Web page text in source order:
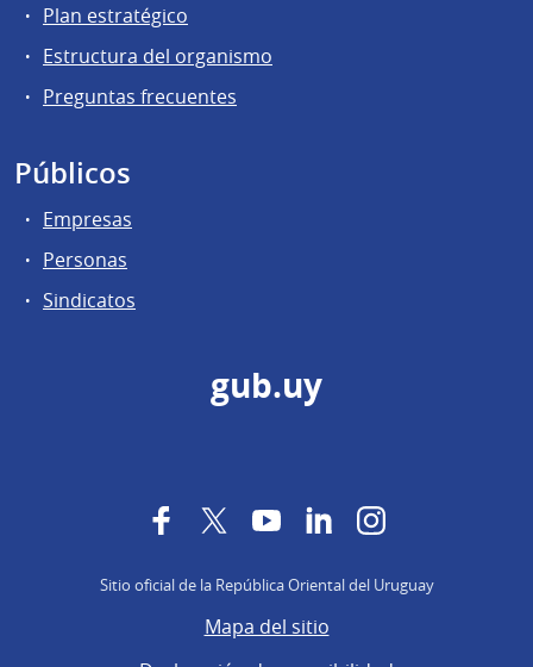
Plan estratégico
Estructura del organismo
Preguntas frecuentes
Públicos
Empresas
Personas
Sindicatos
gub.uy
FacebookTwitterYouTubeLinkedInInstagram
Sitio oficial de la República Oriental del Uruguay
Mapa del sitio